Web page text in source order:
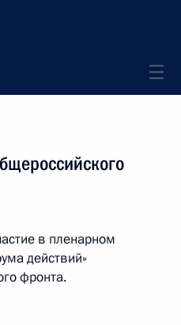
в пленарном
действий»
фронта.